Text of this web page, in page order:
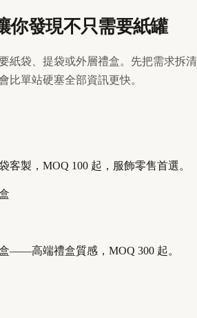
你發現不只需要紙罐
紙袋、提袋或外層禮盒。先把需求拆清
比單站硬塞全部資訊更快。
客製，MOQ 100 起，服飾零售首選。
——高端禮盒質感，MOQ 300 起。